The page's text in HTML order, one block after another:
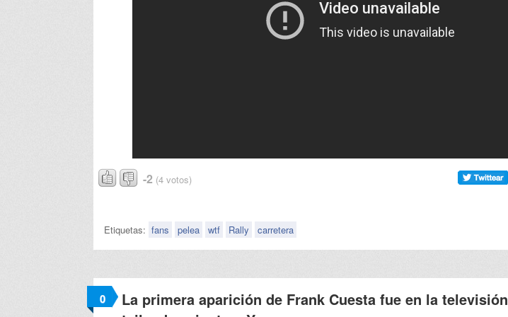
-2 (4 votos)
Etiquetas: fans pelea wtf Rally carretera
0
La primera aparición de Frank Cuesta fue en la televisión